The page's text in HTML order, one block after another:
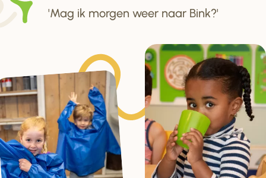
'Mag ik morgen weer naar Bink?'